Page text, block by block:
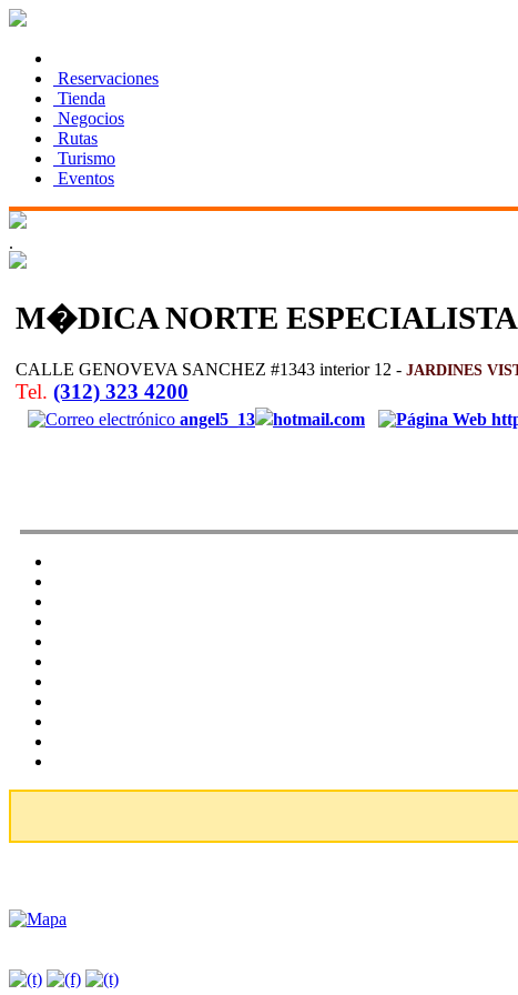
Reservaciones
Tienda
Negocios
Rutas
Turismo
Eventos
.
M�DICA NORTE
CALLE GENOVEVA SANCHEZ #1343 interior 12 - JARDINES
Tel. (312) 323 4200
angel5_13 hotmail.com